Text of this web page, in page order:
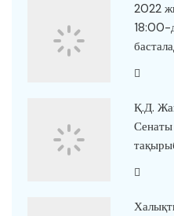
2022
18:00-
Қ.Д.
Сенаты